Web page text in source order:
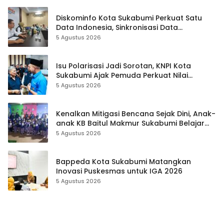
Diskominfo Kota Sukabumi Perkuat Satu
Data Indonesia, Sinkronisasi Data
Kewilayahan Dikebut
5 Agustus 2026
Isu Polarisasi Jadi Sorotan, KNPI Kota
Sukabumi Ajak Pemuda Perkuat Nilai
Kebangsaan
5 Agustus 2026
Kenalkan Mitigasi Bencana Sejak Dini, Anak-
anak KB Baitul Makmur Sukabumi Belajar
Lewat Boneka Tangan
5 Agustus 2026
Bappeda Kota Sukabumi Matangkan
Inovasi Puskesmas untuk IGA 2026
5 Agustus 2026